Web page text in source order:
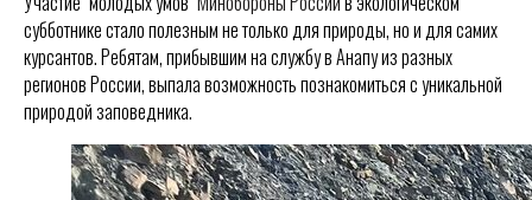
субботнике стало полезным не только для природы, но и для самих
курсантов. Ребятам, прибывшим на службу в Анапу из разных
регионов России, выпала возможность познакомиться с уникальной
природой заповедника.